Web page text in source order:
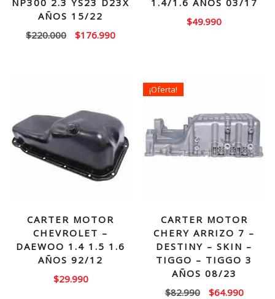
NP300 2.3 YS23 D23X
AÑOS 15/22
$220.000
El
$176.990El
$176.990.
1.4/1.6 AÑOS 03/17
$49.990
CARTER MOTOR
CHEVROLET –
DAEWOO 1.4 1.5 1.6
AÑOS 92/12
$29.990
¡Oferta!
CARTER MOTOR
CHERY ARRIZO 7 –
DESTINY – SKIN –
TIGGO – TIGGO 3
AÑOS 08/23
$82.990
El
$64.990El